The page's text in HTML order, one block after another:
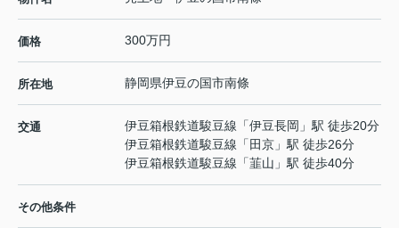
価格 300万円
所在地 静岡県伊豆の国市南條
交通 伊豆箱根鉄道駿豆線 「伊豆長岡 」駅 徒歩20分
伊豆箱根鉄道駿豆線 「 田京 」駅 徒歩26分
伊豆箱根鉄道駿豆線 「韮山 」駅 徒歩40分
その他条件